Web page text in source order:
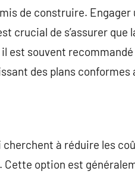
de construire.
crucial de s’assurer que
est souvent
des plans conformes
à réduire les
option est